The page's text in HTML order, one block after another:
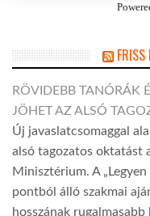
RÖVIDEBB TANÓRÁK
JÖHET AZ ALSÓ
Új javaslatcsomaggal
alsó tagozatos oktatást
Minisztérium. A
pontból álló szakmai
hosszának